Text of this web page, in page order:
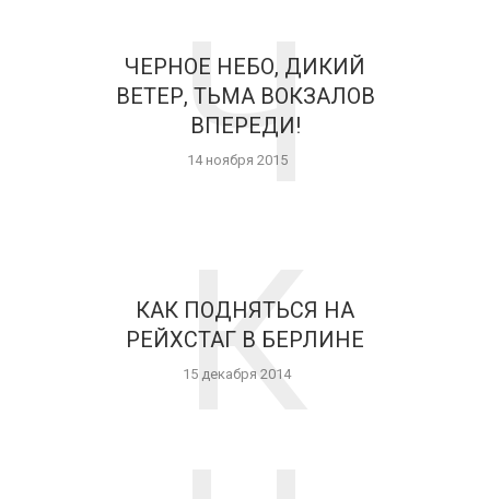
ЧЕРНОЕ НЕБО, ДИКИЙ
ВЕТЕР, ТЬМА ВОКЗАЛОВ
ВПЕРЕДИ!
14 ноября 2015
Ч
КАК ПОДНЯТЬСЯ НА
РЕЙХСТАГ В БЕРЛИНЕ
15 декабря 2014
К